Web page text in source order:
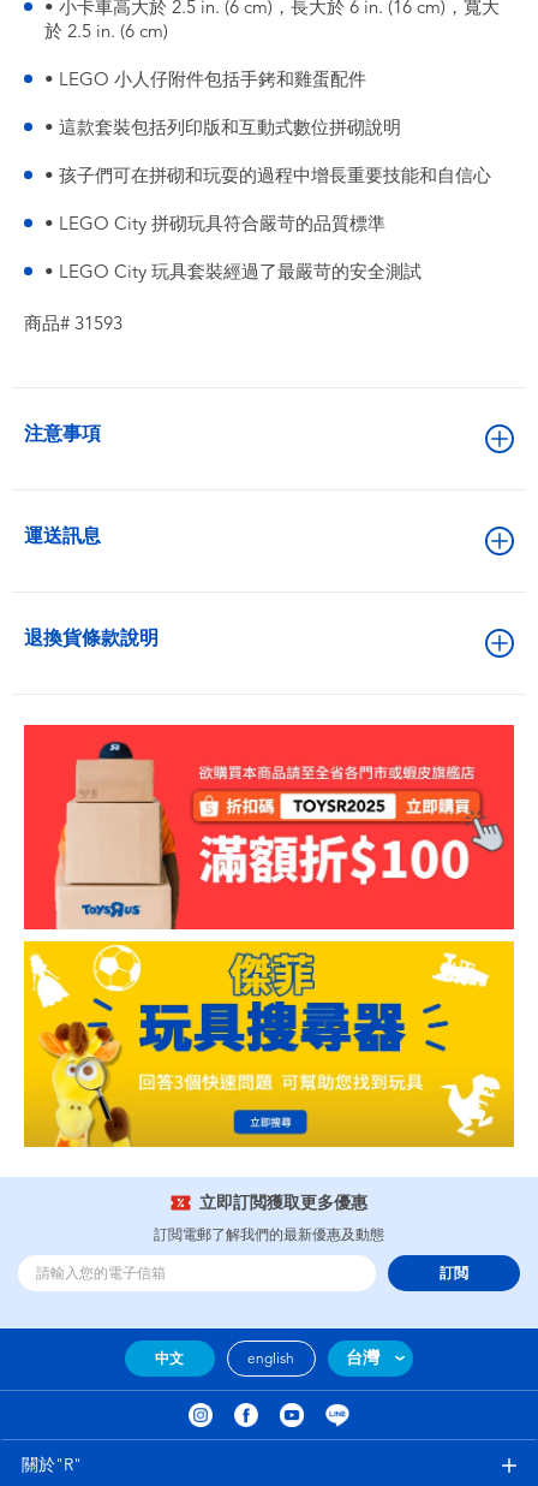
• 小卡車高大於 2.5 in. (6 cm)，長大於 6 in. (16 cm)，寬大
於 2.5 in. (6 cm)
• LEGO 小人仔附件包括手銬和雞蛋配件
• 這款套裝包括列印版和互動式數位拼砌說明
• 孩子們可在拼砌和玩耍的過程中增長重要技能和自信心
• LEGO City 拼砌玩具符合嚴苛的品質標準
• LEGO City 玩具套裝經過了最嚴苛的安全測試
商品# 31593
注意事項
運送訊息
退換貨條款說明
立即訂閲獲取更多優惠
訂閲電郵了解我們的最新優惠及動態
訂閲
中文 english 台灣
關於"R"